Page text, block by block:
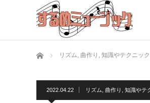
ホーム リズム, 曲作り , 知識やテクニック
2022.04.22 リズム 曲作り 知識やテ